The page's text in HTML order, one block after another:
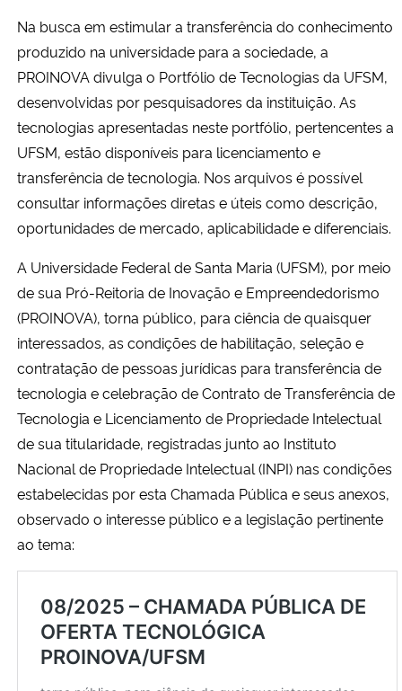
Ministério da Saúde
Ministério de Minas e Energia
Ministério da Ciência, Tecnologia, Inovações e Comunicações
Ministério do Meio Ambiente
Ministério do Desenvolvimento Regional
Controladoria-Geral da União
Ministério da Mulher, da Família e dos Direitos Humanos
Secretaria-Geral
Secretaria de Governo
Gabinete de Segurança Institucional
Banco Central do Brasil
Na busca em estimular a transferência do conhecimento
produzido na universidade para a sociedade, a
PROINOVA divulga o Portfólio de Tecnologias da UFSM,
desenvolvidas por pesquisadores da instituição. As
tecnologias apresentadas neste portfólio, pertencentes a
UFSM, estão disponíveis para licenciamento e
transferência de tecnologia. Nos arquivos é possível
consultar informações diretas e úteis como descrição,
oportunidades de mercado, aplicabilidade e diferenciais.
A Universidade Federal de Santa Maria (UFSM), por meio
de sua Pró-Reitoria de Inovação e Empreendedorismo
(PROINOVA), torna público, para ciência de quaisquer
interessados, as condições de habilitação, seleção e
contratação de pessoas jurídicas para transferência de
tecnologia e celebração de Contrato de Transferência de
Tecnologia e Licenciamento de Propriedade Intelectual
de sua titularidade, registradas junto ao Instituto
Nacional de Propriedade Intelectual (INPI) nas condições
estabelecidas por esta Chamada Pública e seus anexos,
observado o interesse público e a legislação pertinente
ao tema: